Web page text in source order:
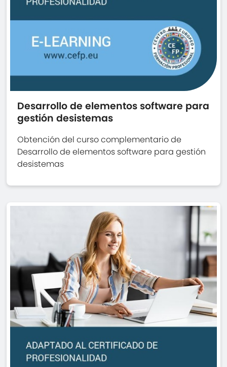
Desarrollo de elementos software para
gestión desistemas
Obtención del curso complementario de
Desarrollo de elementos software para gestión
desistemas